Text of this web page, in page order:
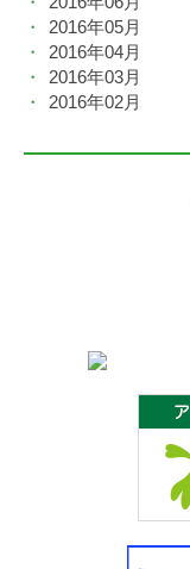
2016年05月
2016年04月
2016年03月
2016年02月